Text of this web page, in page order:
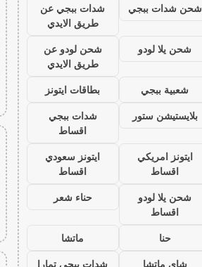
شحن شدات ببجي
شدات ببجي عن
طريق الايدي
شحن يلا لودو
شحن لودو عن
طريق الايدي
شعبية ببجي
بطاقات ايتونز
بلايستيشن ستور
شدات ببجي
اقساط
ايتونز امريكي
اقساط
ايتونز سعودي
اقساط
شحن يلا لودو
اقساط
حناء شعر
حنا
ماتشا
شاي ماتشا
شدات ببجي تمارا